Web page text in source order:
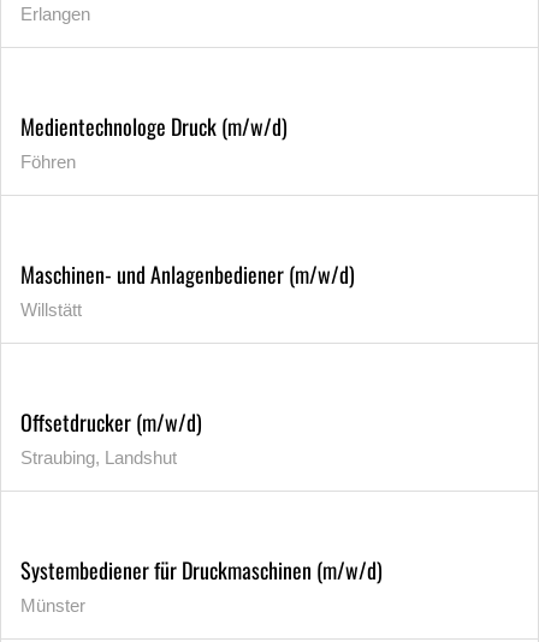
Erlangen
Medientechnologe Druck (m/w/d)
Föhren
Maschinen- und Anlagenbediener (m/w/d)
Willstätt
Offsetdrucker (m/w/d)
Straubing, Landshut
Systembediener für Druckmaschinen (m/w/d)
Münster